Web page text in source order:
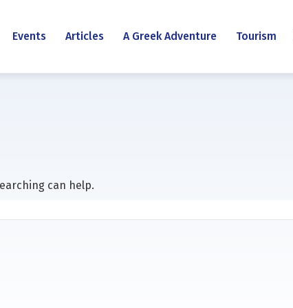
Events Articles A Greek Adventure Tourism
can help.